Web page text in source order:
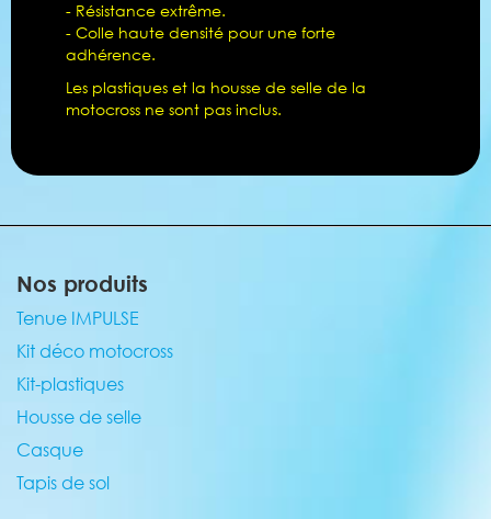
- Résistance extrême.
- Colle haute densité pour une forte
adhérence.
Les plastiques et la housse de selle de la
motocross ne sont pas inclus.
Nos produits
Tenue IMPULSE
Kit déco motocross
Kit-plastiques
Housse de selle
Casque
Tapis de sol